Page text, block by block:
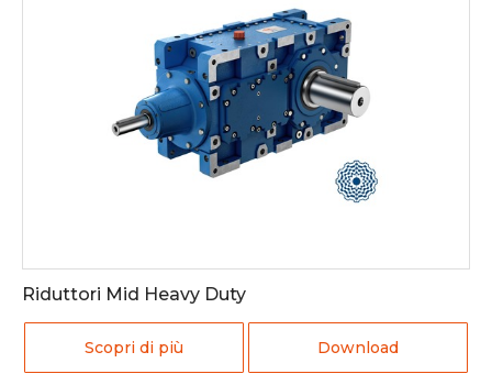
Riduttori Mid Heavy Duty
Scopri di più Download